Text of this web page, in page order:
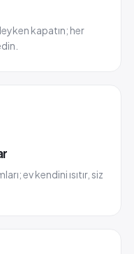
kapatın; her
ev kendini ısıtır, siz